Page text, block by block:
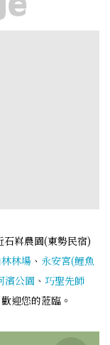
嵙農園(東勢民宿)
林場 、 永安宮(鯉魚
濱公園 、 巧聖先師
迎您的蒞臨。